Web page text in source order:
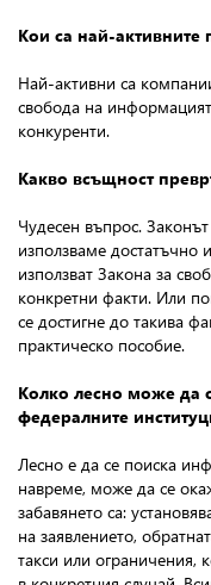
Кои са най-активните
Най-активни са
свобода на
конкуренти.
Какво всъщност
Чудесен въпрос.
използваме достатъчно
използват Закона за
конкретни факти. Или
се достигне до такива
практическо пособие.
Колко лесно може да
федералните
Лесно е да се поиска
навреме, може да се
забавянето са:
на заявлението,
такси или ограничения,